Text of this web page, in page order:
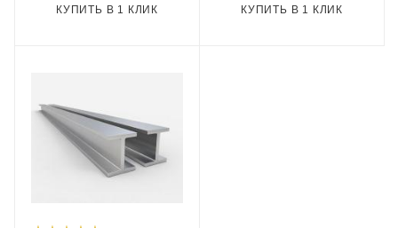
КУПИТЬ В 1 КЛИК КУПИТЬ В 1 КЛИК